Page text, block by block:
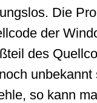
Die
der
des
so kann